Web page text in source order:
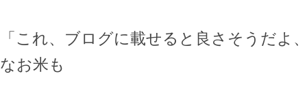
「これ、ブログに載せると良さそうだよ
なお米も